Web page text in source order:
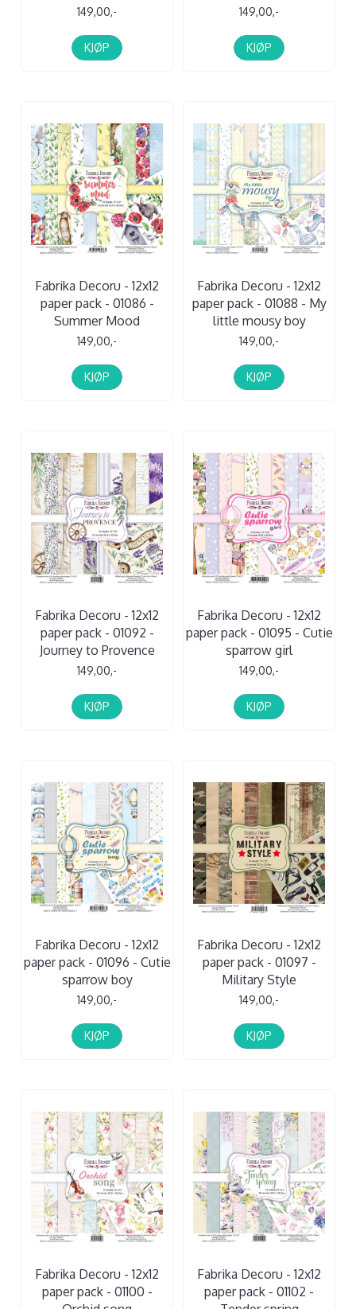
149,00,-
KJØP
149,00,-
KJØP
Fabrika Decoru - 12x12
paper pack - 01086 -
Summer Mood
149,00,-
KJØP
Fabrika Decoru - 12x12
paper pack - 01088 - My
little mousy boy
149,00,-
KJØP
Fabrika Decoru - 12x12
paper pack - 01092 -
Journey to Provence
149,00,-
KJØP
Fabrika Decoru - 12x12
paper pack - 01095 - Cutie
sparrow girl
149,00,-
KJØP
Fabrika Decoru - 12x12
paper pack - 01096 - Cutie
sparrow boy
149,00,-
KJØP
Fabrika Decoru - 12x12
paper pack - 01097 -
Military Style
149,00,-
KJØP
Fabrika Decoru - 12x12
paper pack - 01100 -
Fabrika Decoru - 12x12
paper pack - 01102 -